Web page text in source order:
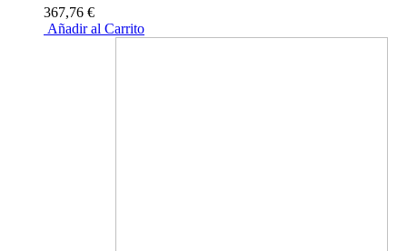
367,76 €
Añadir al Carrito